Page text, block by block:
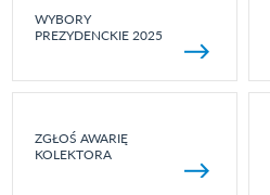
WYBORY
PREZYDENCKIE 2025
ZGŁOŚ AWARIĘ
KOLEKTORA